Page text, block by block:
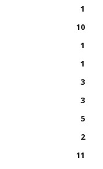
1
10
1
1
3
3
5
2
11